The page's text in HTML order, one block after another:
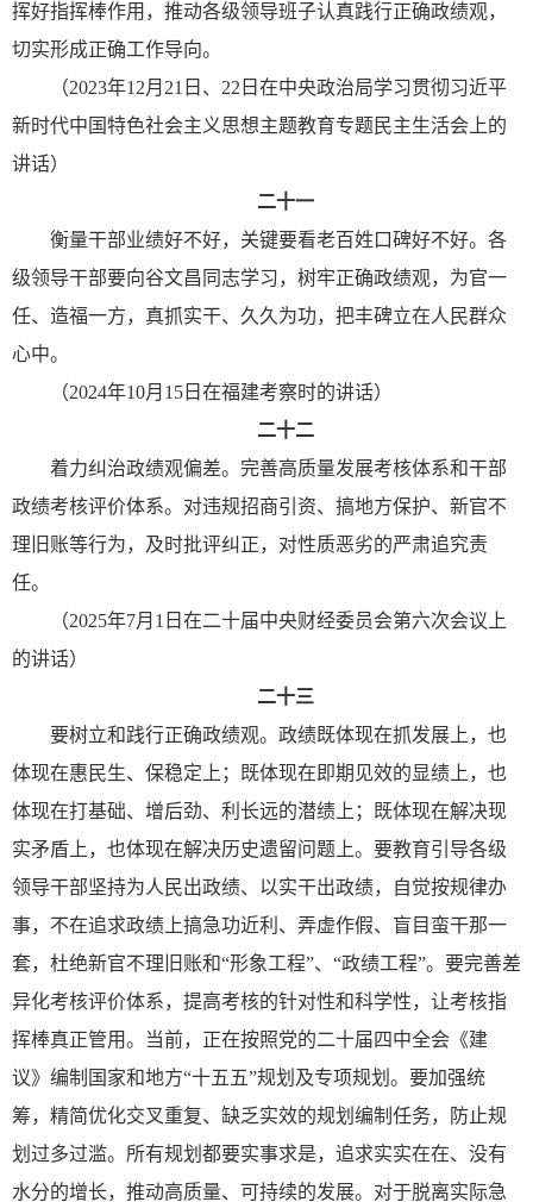
挥好指挥棒作用，推动各级领导班子认真践行正确政绩观，
切实形成正确工作导向。
（2023年12月21日、22日在中央政治局学习贯彻习近平
新时代中国特色社会主义思想主题教育专题民主生活会上的
讲话）
二十一
衡量干部业绩好不好，关键要看老百姓口碑好不好。各
级领导干部要向谷文昌同志学习，树牢正确政绩观，为官一
任、造福一方，真抓实干、久久为功，把丰碑立在人民群众
心中。
（2024年10月15日在福建考察时的讲话）
二十二
着力纠治政绩观偏差。完善高质量发展考核体系和干部
政绩考核评价体系。对违规招商引资、搞地方保护、新官不
理旧账等行为，及时批评纠正，对性质恶劣的严肃追究责
任。
（2025年7月1日在二十届中央财经委员会第六次会议上
的讲话）
二十三
要树立和践行正确政绩观。政绩既体现在抓发展上，也
体现在惠民生、保稳定上；既体现在即期见效的显绩上，也
体现在打基础、增后劲、利长远的潜绩上；既体现在解决现
实矛盾上，也体现在解决历史遗留问题上。要教育引导各级
领导干部坚持为人民出政绩、以实干出政绩，自觉按规律办
事，不在追求政绩上搞急功近利、弄虚作假、盲目蛮干那一
套，杜绝新官不理旧账和“形象工程”、“政绩工程”。要完善差
异化考核评价体系，提高考核的针对性和科学性，让考核指
挥棒真正管用。当前，正在按照党的二十届四中全会《建
议》编制国家和地方“十五五”规划及专项规划。要加强统
筹，精简优化交叉重复、缺乏实效的规划编制任务，防止规
划过多过滥。所有规划都要实事求是，追求实实在在、没有
水分的增长，推动高质量、可持续的发展。对于脱离实际急